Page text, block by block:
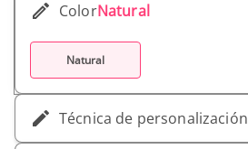
ColorNatural
Natural
Técnica de personalización